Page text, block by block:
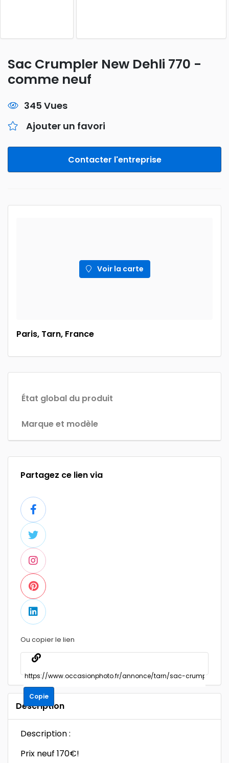
Sac Crumpler New Dehli 770 -
comme neuf
345 Vues
Ajouter un favori
Contacter l'entreprise
Voir la carte
Paris, Tarn, France
État global du produit
Marque et modèle
Partagez ce lien via
Ou copier le lien
Copie
Description
Description :
Prix neuf 170€!